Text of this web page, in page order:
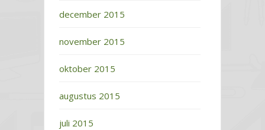
december 2015
november 2015
oktober 2015
augustus 2015
juli 2015